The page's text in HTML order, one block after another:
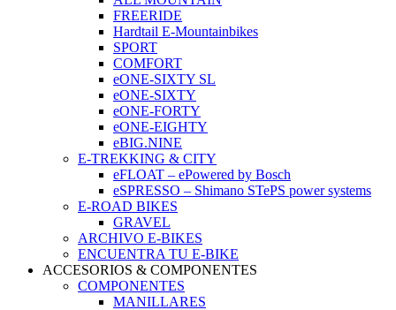
FREERIDE
Hardtail E-Mountainbikes
SPORT
COMFORT
eONE-SIXTY SL
eONE-SIXTY
eONE-FORTY
eONE-EIGHTY
eBIG.NINE
E-TREKKING & CITY
eFLOAT – ePowered by Bosch
eSPRESSO – Shimano STePS power systems
E-ROAD BIKES
GRAVEL
ARCHIVO E-BIKES
ENCUENTRA TU E-BIKE
ACCESORIOS & COMPONENTES
COMPONENTES
MANILLARES